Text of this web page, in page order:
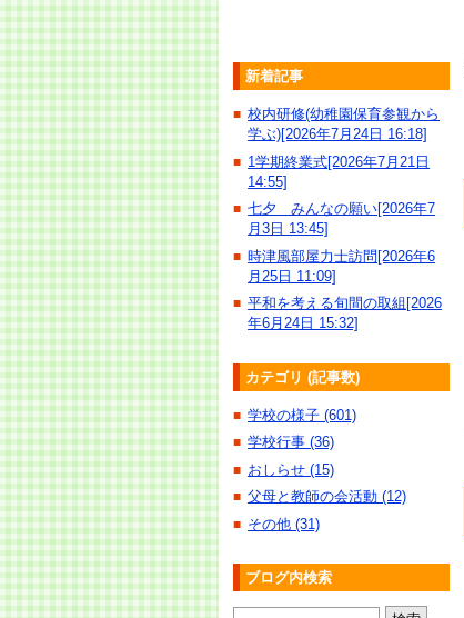
新着記事
■ 校内研修(幼稚園保育参観から
学ぶ)[2026年7月24日 16:18]
■ 1学期終業式[2026年7月21日
14:55]
■ 七夕 みんなの願い[2026年7
月3日 13:45]
■ 時津風部屋力士訪問[2026年6
月25日 11:09]
■ 平和を考える旬間の取組[2026
年6月24日 15:32]
カテゴリ (記事数)
■ 学校の様子 (601)
■ 学校行事 (36)
■ おしらせ (15)
■ 父母と教師の会活動 (12)
■ その他 (31)
ブログ内検索